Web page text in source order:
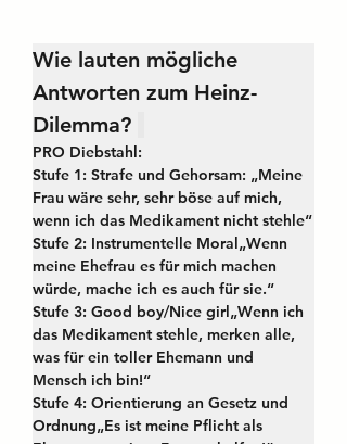
Wie lauten mögliche
Antworten zum Heinz-
Dilemma?
PRO Diebstahl:
Stufe 1: Strafe und Gehorsam: „Meine
Frau wäre sehr, sehr böse auf mich,
wenn ich das Medikament nicht stehle“
Stufe 2: Instrumentelle Moral„Wenn
meine Ehefrau es für mich machen
würde, mache ich es auch für sie.“
Stufe 3: Good boy/Nice girl„Wenn ich
das Medikament stehle, merken alle,
was für ein toller Ehemann und
Mensch ich bin!“
Stufe 4: Orientierung an Gesetz und
Ordnung„Es ist meine Pflicht als